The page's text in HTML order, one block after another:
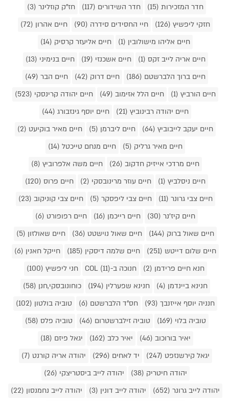
חדר המזכירות (15)
חדר השידורים (117)
חז"ק קוזלינר (3)
חזקי ליפשיץ (126)
חיי החסידים סידרה (90)
חיים אהרון (72)
חיים אליהו מישולובין (1)
חיים אליעזר קרסיק (14)
חיים אריה לייב זקס (1)
חיים אשכנזי (19)
חיים בנימיני (13)
חיים ברוך הלברשטם (186)
חיים דרוק (42)
חיים הבר (49)
חיים הורביץ (1)
חיים הלל אזימוב (49)
חיים יהודה קרינסקי (523)
חיים יהודה רבינוביץ (21)
חיים יוסף גינזבורג (44)
חיים יעקב לייבוביץ (64)
חיים ליברמן (5)
חיים מאיר בוקיעט (2)
חיים מאיר גרליק (5)
חיים מנחם טייכטל (14)
חיים מרדכי אייזיק חדקוב (26)
חיים משה אלפרוביץ (8)
חיים ניסלביץ (1)
חיים עוזר מרינובסקי (2)
חיים פרוס (120)
חיים צבי גרונר (11)
חיים צבי ליפסקר (5)
חיים צבי קוניקוב (23)
חיים קיז'נר (30)
חיים רייכמן (16)
חיים רפופורט (6)
חיים שאול ברוק (144)
חיים שאול נוישטט (36)
חיים שאולזון (5)
חיים שלום דייטש (251)
חיים שלמה דיסקין (185)
חייקל חאנין (6)
חנא חיים פרידמן (2)
חנוכה ב-COL (11)
חני ליפשיץ (100)
חנינא ביינדמן (4)
חנינא שפערלין (194)
כוחונובסקי,חנן (58)
חנניה יוסף אייזנבך (93)
חס"ד הלברשטם (6)
טוביה בולטון (102)
טוביה בלוי (169)
טוביה זילברשטרום (46)
טוביה פלס (58)
יאיר בורוכוב (46)
יאיר כלב (162)
יגאל פיזם (18)
יגאל קירשנזפט (247)
יד לאחים (296)
יהודה אריה קורנט (7)
יהודה חיטריק (38)
יהודה לייב ביסטריצקי (26)
יהודה לייב גרונר (652)
יהודה לייב דונין (3)
יהודה לייב נחמנסון (22)